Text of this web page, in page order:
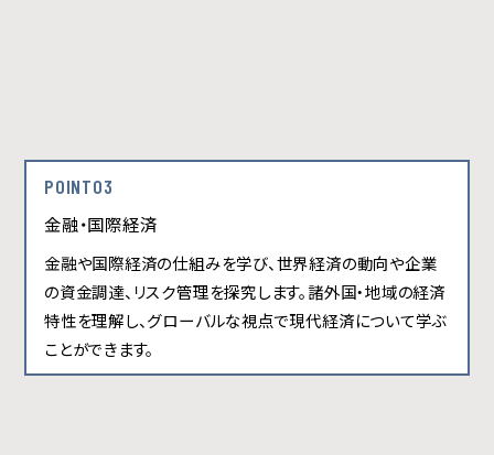
POINT03
金融・国際経済
金融や国際経済の仕組みを学び、世界経済の動向や企業
の資金調達、リスク管理を探究します。諸外国・地域の経済
特性を理解し、グローバルな視点で現代経済について学ぶ
ことができます。